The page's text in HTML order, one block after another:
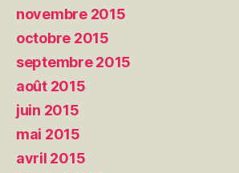
novembre 2015
octobre 2015
septembre 2015
août 2015
juin 2015
mai 2015
avril 2015